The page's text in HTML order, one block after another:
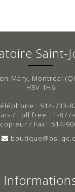
Saint-
Mary, Montréal
H3V 1H6
: 514-733-
/ Toll free : 1-877-
/ Fax : 514-